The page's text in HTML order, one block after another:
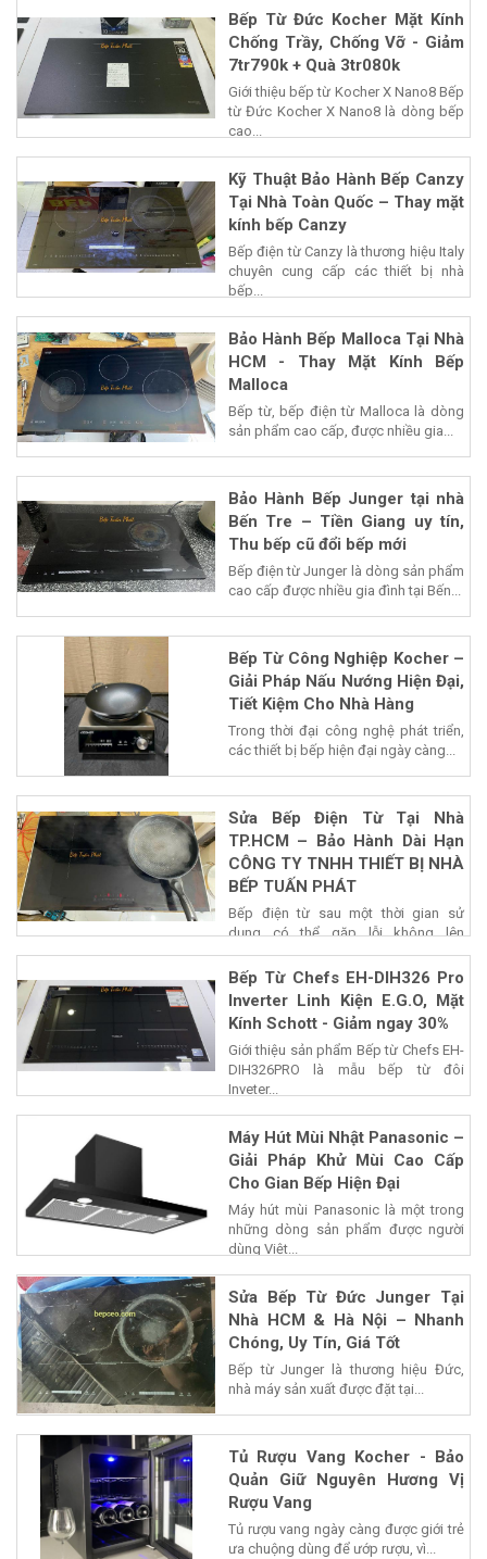
Bếp Từ Đức Kocher Mặt Kính
Chống Trầy, Chống Vỡ - Giảm
7tr790k + Quà 3tr080k
Giới thiệu bếp từ Kocher X Nano8 Bếp
từ Đức Kocher X Nano8 là dòng bếp
cao...
Kỹ Thuật Bảo Hành Bếp Canzy
Tại Nhà Toàn Quốc – Thay mặt
kính bếp Canzy
Bếp điện từ Canzy là thương hiệu Italy
chuyên cung cấp các thiết bị nhà
bếp...
Bảo Hành Bếp Malloca Tại Nhà
HCM - Thay Mặt Kính Bếp
Malloca
Bếp từ, bếp điện từ Malloca là dòng
sản phẩm cao cấp, được nhiều gia...
Bảo Hành Bếp Junger tại nhà
Bến Tre – Tiền Giang uy tín,
Thu bếp cũ đổi bếp mới
Bếp điện từ Junger là dòng sản phẩm
cao cấp được nhiều gia đình tại Bến...
Bếp Từ Công Nghiệp Kocher –
Giải Pháp Nấu Nướng Hiện Đại,
Tiết Kiệm Cho Nhà Hàng
Trong thời đại công nghệ phát triển,
các thiết bị bếp hiện đại ngày càng...
Sửa Bếp Điện Từ Tại Nhà
TP.HCM – Bảo Hành Dài Hạn
CÔNG TY TNHH THIẾT BỊ NHÀ
BẾP TUẤN PHÁT
Bếp điện từ sau một thời gian sử
dụng có thể gặp lỗi không lên
nguồn,...
Bếp Từ Chefs EH-DIH326 Pro
Inverter Linh Kiện E.G.O, Mặt
Kính Schott - Giảm ngay 30%
Giới thiệu sản phẩm Bếp từ Chefs EH-
DIH326PRO là mẫu bếp từ đôi
Inveter...
Máy Hút Mùi Nhật Panasonic –
Giải Pháp Khử Mùi Cao Cấp
Cho Gian Bếp Hiện Đại
Máy hút mùi Panasonic là một trong
những dòng sản phẩm được người
dùng Việt...
Sửa Bếp Từ Đức Junger Tại
Nhà HCM & Hà Nội – Nhanh
Chóng, Uy Tín, Giá Tốt
Bếp từ Junger là thương hiệu Đức,
nhà máy sản xuất được đặt tại...
Tủ Rượu Vang Kocher - Bảo
Quản Giữ Nguyên Hương Vị
Rượu Vang
Tủ rượu vang ngày càng được giới trẻ
ưa chuộng dùng để ướp rượu, vì...